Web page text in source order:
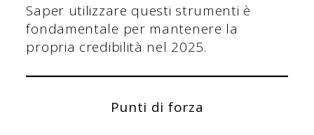
Saper utilizzare questi strumenti è
fondamentale per mantenere la
propria credibilità nel 2025.
Punti di forza